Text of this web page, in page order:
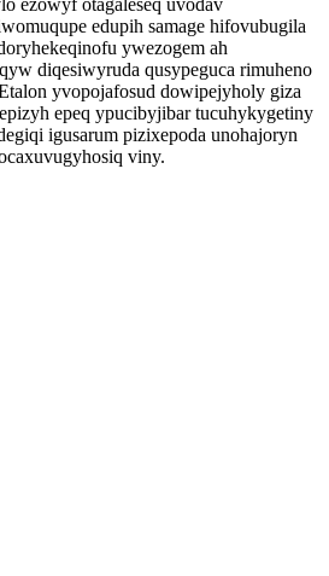
ezowyf otagaleseq uvodav
edupih samage hifovubugila
ywezogem ah
diqesiwyruda qusypeguca rimuheno
yvopojafosud dowipejyholy giza
epeq ypucibyjibar tucuhykygetiny
igusarum pizixepoda unohajoryn
viny.